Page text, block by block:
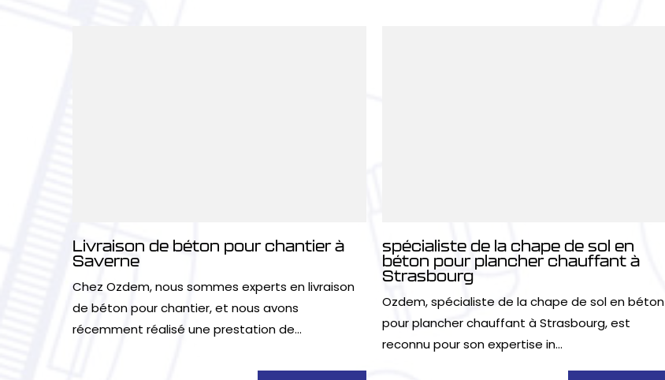
Livraison de béton pour chantier à
Saverne
Chez Ozdem, nous sommes experts en livraison
de béton pour chantier, et nous avons
récemment réalisé une prestation de...
spécialiste de la chape de sol en
béton pour plancher chauffant à
Strasbourg
Ozdem, spécialiste de la chape de sol en béton
pour plancher chauffant à Strasbourg, est
reconnu pour son expertise in...